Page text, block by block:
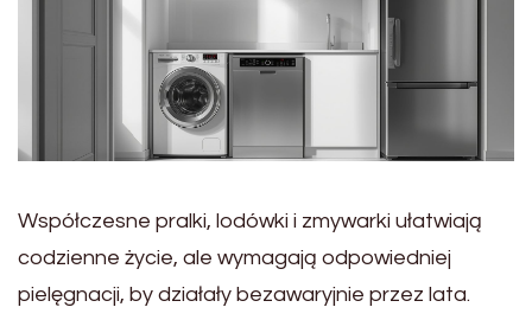
Współczesne pralki, lodówki i zmywarki ułatwiają
codzienne życie, ale wymagają odpowiedniej
pielęgnacji, by działały bezawaryjnie przez lata.